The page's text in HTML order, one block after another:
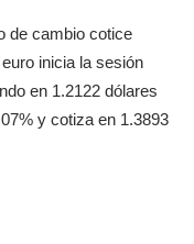
de cambio cotice
inicia la sesión
en 1.2122 dólares
y cotiza en 1.3893